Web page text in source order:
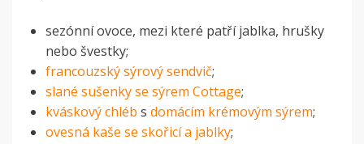
sezónní ovoce, mezi které patří jablka, hrušky
nebo švestky;
francouzský sýrový sendvič;
slané sušenky se sýrem Cottage;
kváskový chléb s domácím krémovým sýrem;
ovesná kaše se skořicí a jablky;